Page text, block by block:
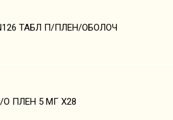
ТАБЛ П/ПЛЕН/ОБОЛОЧ
ПЛЕН 5 МГ Х28